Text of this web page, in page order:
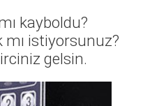
kayboldu?
istiyorsunuz?
gelsin.